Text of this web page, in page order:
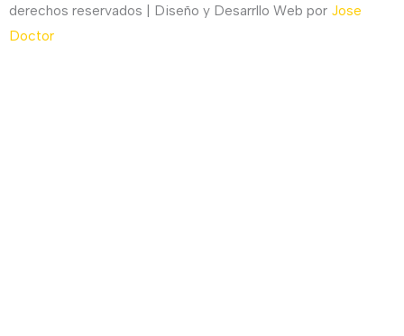
derechos reservados | Diseño y Desarrllo Web por Jose
Doctor